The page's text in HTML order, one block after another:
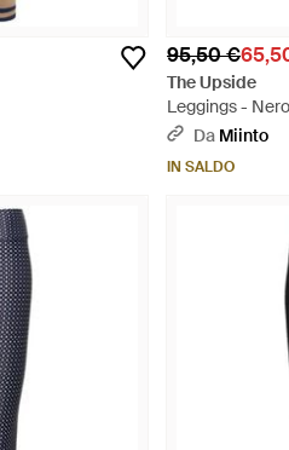
95,50 €
The Upside
Leggings - Nero
Da Miinto
IN SALDO